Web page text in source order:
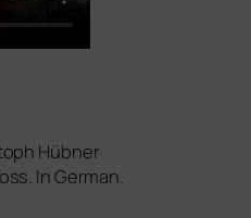
Hübner
In German.